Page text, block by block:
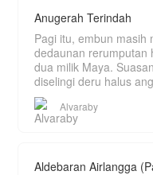
Anugerah Terindah
Pagi itu, embun masih
dedaunan rerumputan
dua milik Maya.
diselingi deru halus
Alvaraby
Aldebaran Airlangga